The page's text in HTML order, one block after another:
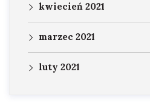
kwiecień 2021
marzec 2021
luty 2021